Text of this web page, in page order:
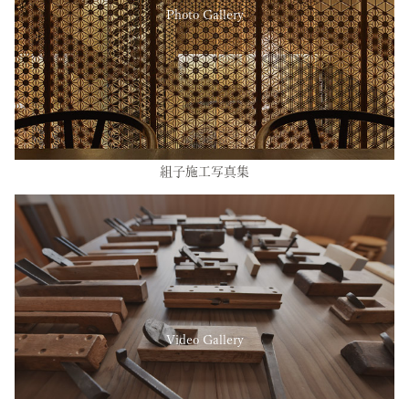
Photo Gallery
組子施工写真集
Video Gallery